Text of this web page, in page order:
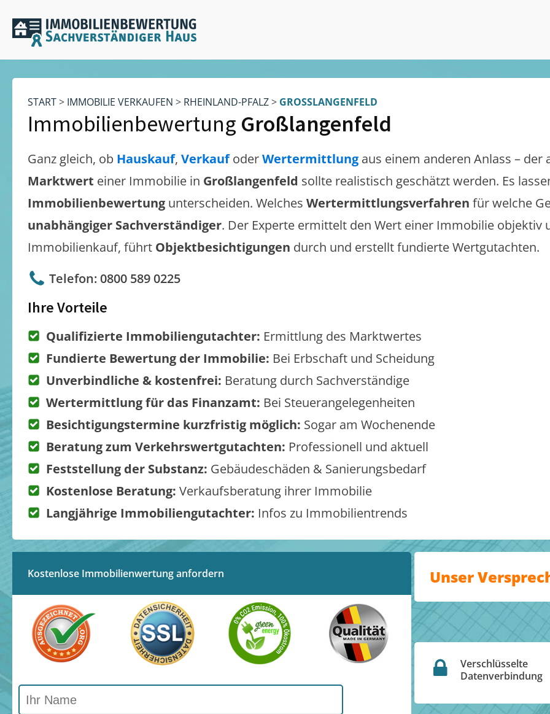
START> IMMOBILIE VERKAUFEN > RHEINLAND-PFALZ> GROSSLANGENFELD
Immobilienbewertung Großlangenfeld
Ganz gleich, ob Hauskauf, VerkaufoderWertermittlung aus einem anderen Anlass – der
Marktwert einer Immobilie in Großlangenfeld sollte realistisch geschätzt werden. Es
Immobilienbewertung unterscheiden. Welches Wertermittlungsverfahren für welche
unabhängiger Sachverständiger. Der Experte ermittelt den Wert einer Immobilie objektiv
Immobilienkauf, führt Objektbesichtigungen durch und erstellt fundierte Wertgutachten.
Telefon: 0800 589 0225
Ihre Vorteile
Qualifizierte Immobiliengutachter: Ermittlung des Marktwertes
Fundierte Bewertung der Immobilie: Bei Erbschaft und Scheidung
Unverbindliche & kostenfrei: Beratung durch Sachverständige
Wertermittlung für das Finanzamt: Bei Steuerangelegenheiten
Besichtigungstermine kurzfristig möglich: Sogar am Wochenende
Beratung zum Verkehrswertgutachten: Professionell und aktuell
Feststellung der Substanz: Gebäudeschäden & Sanierungsbedarf
Kostenlose Beratung: Verkaufsberatung ihrer Immobilie
Langjährige Immobiliengutachter: Infos zu Immobilientrends
Kostenlose Immobilienwertung anfordern Unser
Verschlüsselte
Datenverbindung